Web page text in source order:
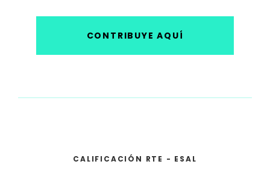
CONTRIBUYE AQUÍ
CALIFICACIÓN RTE - ESAL